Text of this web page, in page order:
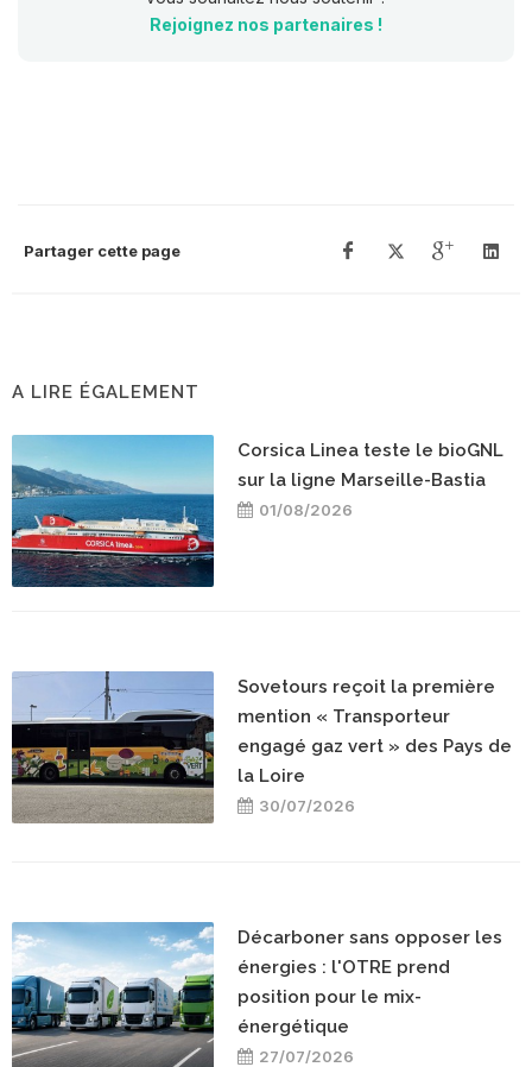
Rejoignez nos partenaires !
Partager cette page
A LIRE ÉGALEMENT
Corsica Linea teste le bioGNL
sur la ligne Marseille-Bastia
01/08/2026
Sovetours reçoit la première
mention « Transporteur
engagé gaz vert » des Pays de
la Loire
30/07/2026
Décarboner sans opposer les
énergies : l'OTRE prend
position pour le mix-
énergétique
27/07/2026